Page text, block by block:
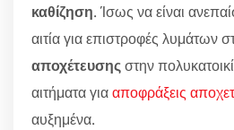
καθίζηση. Ίσως να είναι
αιτία για επιστροφές λυμάτων
αποχέτευσηςστην
αιτήματα γιααποφράξεις
αυξημένα.